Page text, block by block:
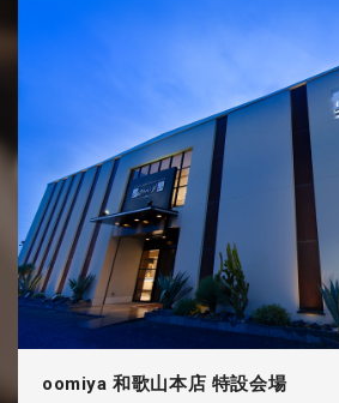
oomiya 和歌山本店 特設会場